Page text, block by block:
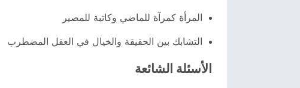
المرأة كمرآة للماضي وكاتبة للمصير
التشابك بين الحقيقة والخيال في العقل المضطرب
الأسئلة الشائعة